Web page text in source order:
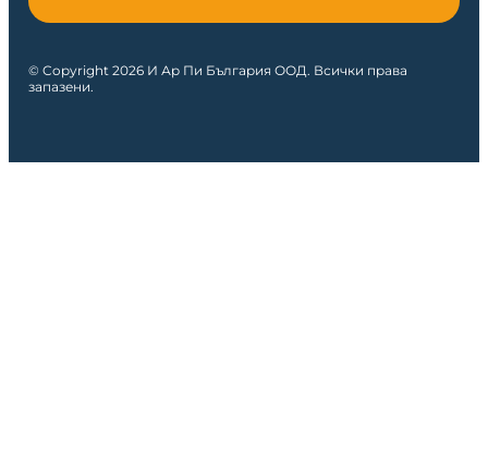
© Copyright 2026 И Ар Пи България ООД. Всички права
запазени.